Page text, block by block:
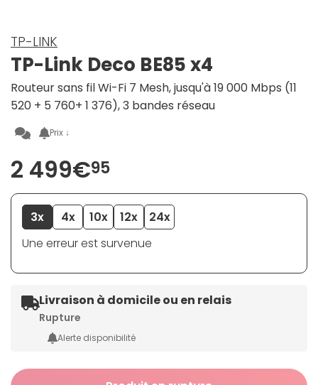
TP-LINK
TP-Link Deco BE85 x4
Routeur sans fil Wi-Fi 7 Mesh, jusqu'à 19 000 Mbps (11
520 + 5 760+ 1 376), 3 bandes réseau
Prix ↓
2 499€95
3x 4x 10x 12x
24x
Une erreur est survenue
Livraison à domicile ou en relais
Rupture
Alerte disponibilité